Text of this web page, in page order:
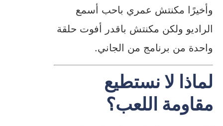
وأخيرًا مكنتش عمري باحب أسمع
الراديو ولكن مكنتش باقدر أفوت حلقة
واحدة من برنامج من الجاني.
لماذا لا نستطيع
مقاومة اللعب؟